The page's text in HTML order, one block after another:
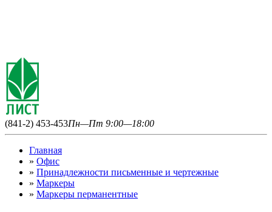
(841-2) 453-453Пн—Пт 9:00—18:00
Главная
» Офис
» Принадлежности письменные и чертежные
» Маркеры
» Маркеры перманентные